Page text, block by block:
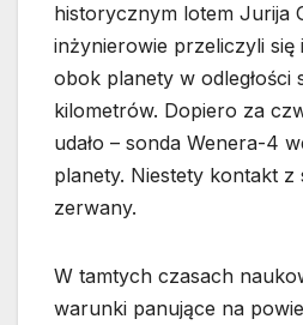
historycznym lotem Jurija
inżynierowie przeliczyli się
obok planety w odległości
kilometrów. Dopiero za
udało – sonda Wenera-4
planety. Niestety kontakt z
zerwany.
W tamtych czasach
warunki panujące na